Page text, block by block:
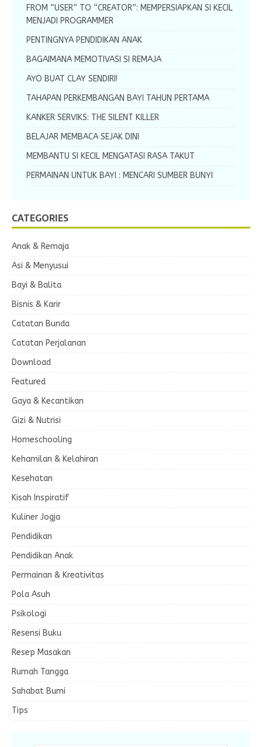
FROM “USER” TO “CREATOR”: MEMPERSIAPKAN SI KECIL
MENJADI PROGRAMMER
PENTINGNYA PENDIDIKAN ANAK
BAGAIMANA MEMOTIVASI SI REMAJA
AYO BUAT CLAY SENDIRI!
TAHAPAN PERKEMBANGAN BAYI TAHUN PERTAMA
KANKER SERVIKS: THE SILENT KILLER
BELAJAR MEMBACA SEJAK DINI
MEMBANTU SI KECIL MENGATASI RASA TAKUT
PERMAINAN UNTUK BAYI : MENCARI SUMBER BUNYI
CATEGORIES
Anak & Remaja
Asi & Menyusui
Bayi & Balita
Bisnis & Karir
Catatan Bunda
Catatan Perjalanan
Download
Featured
Gaya & Kecantikan
Gizi & Nutrisi
Homeschooling
Kehamilan & Kelahiran
Kesehatan
Kisah Inspiratif
Kuliner Jogja
Pendidikan
Pendidikan Anak
Permainan & Kreativitas
Pola Asuh
Psikologi
Resensi Buku
Resep Masakan
Rumah Tangga
Sahabat Bumi
Tips